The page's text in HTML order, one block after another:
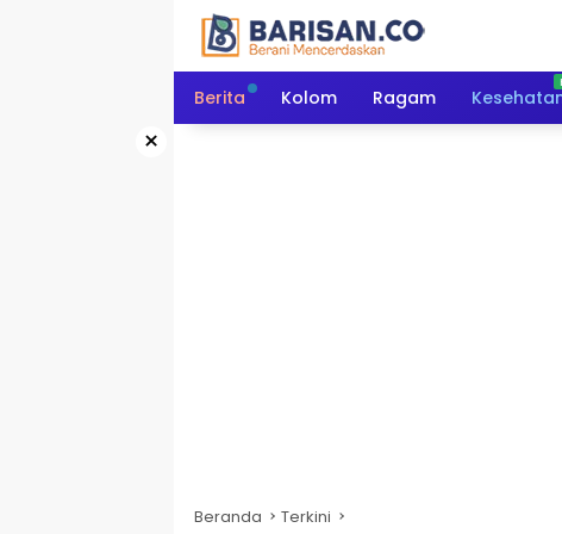
Berita Kolom Ragam
×
Beranda Terkini